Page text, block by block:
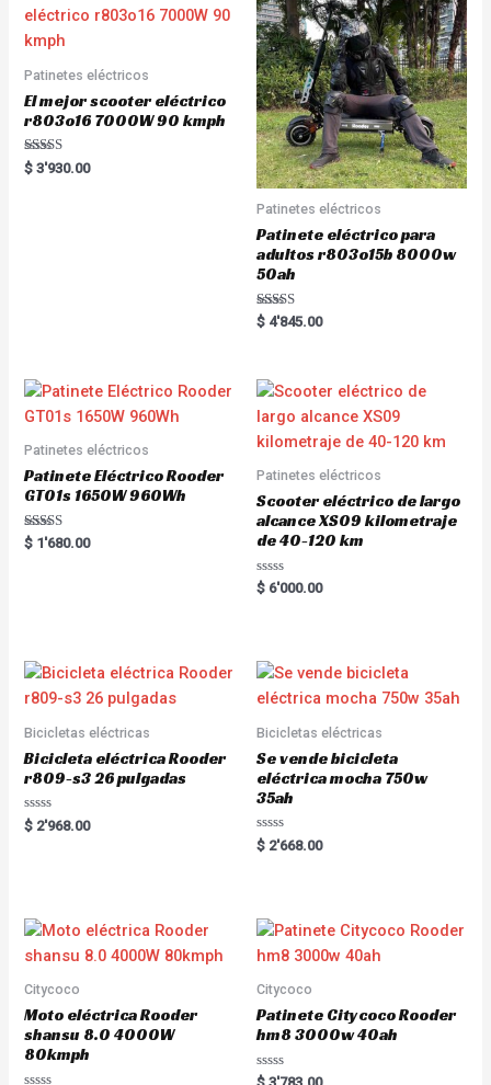
Patinetes eléctricos
El mejor scooter eléctrico
r803o16 7000W 90 kmph
Rated
5.00
$ 3'930.00
Patinetes eléctricos
Patinete eléctrico para
adultos r803o15b 8000w
50ah
Rated
5.00
$ 4'845.00
Patinetes eléctricos
Patinete Eléctrico Rooder
GT01s 1650W 960Wh
Rated
5.00
$ 1'680.00
Patinetes eléctricos
Scooter eléctrico de largo
alcance XS09 kilometraje
de 40-120 km
R
a
o
u
o
5
$ 6'000.00
Bicicletas eléctricas
Bicicleta eléctrica Rooder
r809-s3 26 pulgadas
R
a
u
t
f
$ 2'968.00
Bicicletas eléctricas
Se vende bicicleta
eléctrica mocha 750w
35ah
R
a
o
u
t
o
5
$ 2'668.00
Citycoco
Moto eléctrica Rooder
shansu 8.0 4000W
80kmph
Citycoco
Patinete Citycoco Rooder
hm8 3000w 40ah
R